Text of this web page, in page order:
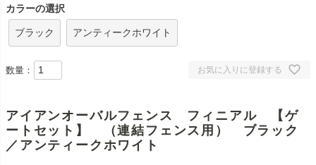
カラーの選択
ブラック アンティークホワイト
お気に入りに登録する
数量：
アイアンオーバルフェンス フィニアル 【ゲ
ートセット】 （連結フェンス用） ブラック
／アンティークホワイト